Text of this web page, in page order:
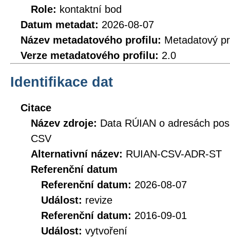
Role: kontaktní bod
Datum metadat: 2026-08-07
Název metadatového profilu: Metadatový
Verze metadatového profilu: 2.0
Identifikace dat
Citace
Název zdroje: Data RÚIAN o adresách
CSV
Alternativní název: RUIAN-CSV-ADR-ST
Referenční datum
Referenční datum: 2026-08-07
Událost: revize
Referenční datum: 2016-09-01
Událost: vytvoření